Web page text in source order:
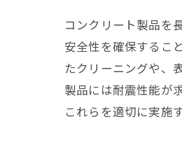
コンクリート製品を
安全性を確保するこ
たクリーニングや、
製品には耐震性能が
これらを適切に実施